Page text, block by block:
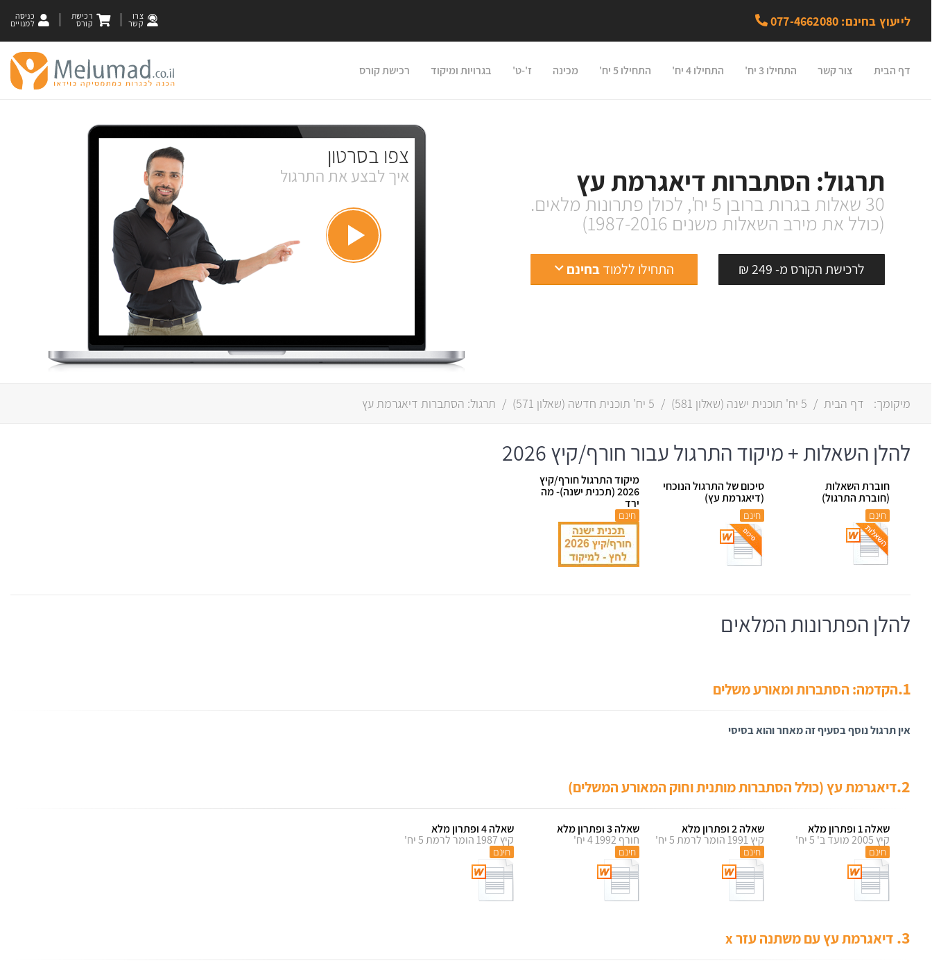
כניסה
למנויים
רכישת
קורס
צרו
קשר לייעוץ בחינם: 077-4662080
דף הבית צור קשר התחילו 3 יח' התחילו 4 יח' התחילו 5 יח' מכינה ז'-ט' בגרויות ומיקוד רכישת קורס
תרגול: הסתברות דיאגרמת עץ
30 שאלות בגרות ברובן 5 יח', לכולן פתרונות מלאים.
(כולל את מירב השאלות משנים 1987-2016)
לרכישת הקורס מ- 249 ₪ התחילו ללמודבחינם
צפו בסרטון
איך לבצע את התרגול
מיקומך: דף הבית / 5 יח' תוכנית ישנה (שאלון 581 )
/ 5 יח' תוכנית חדשה (שאלון 571 )
/ תרגול: הסתברות דיאגרמת עץ
להלן השאלות + מיקוד התרגול עבור חורף/קיץ 2026
חוברת השאלות
(חוברת התרגול)
חינם
סיכום של התרגול הנוכחי
(דיאגרמת עץ)
חינם
מיקוד התרגול חורף/קיץ
2026 (תכנית ישנה)- מה
ירד
חינם
להלן הפתרונות המלאים
1. הקדמה: הסתברות ומאורע משלים
אין תרגול נוסף בסעיף זה מאחר והוא בסיסי
2. דיאגרמת עץ (כולל הסתברות מותנית וחוק המאורע המשלים)
שאלה 1 ופתרון מלא
קיץ 2005 מועד ב' 5 יח'
חינם
שאלה 2 ופתרון מלא
קיץ 1991 הומר לרמת 5 יח'
חינם
שאלה 3 ופתרון מלא
חורף 1992 4 יח'
חינם
שאלה 4 ופתרון מלא
קיץ 1987 הומר לרמת 5 יח'
חינם
3. דיאגרמת עץ עם משתנה עזר x